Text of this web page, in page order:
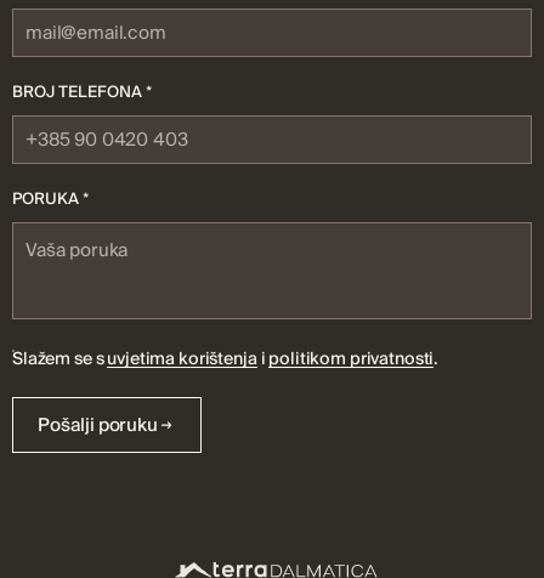
BROJ TELEFONA *
PORUKA *
Slažem se suvjetima korištenjaipolitikom privatnosti.
Pošalji poruku